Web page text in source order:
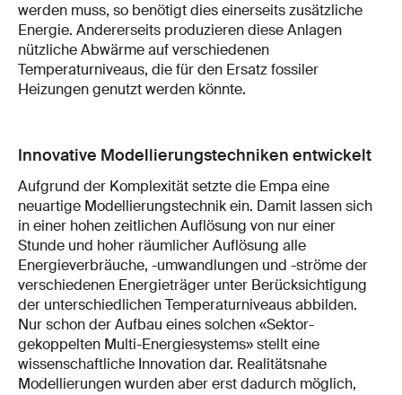
werden muss, so benötigt dies einerseits zusätzliche
Energie. Andererseits produzieren diese Anlagen
nützliche Abwärme auf verschiedenen
Temperaturniveaus, die für den Ersatz fossiler
Heizungen genutzt werden könnte.
Innovative Modellierungstechniken entwickelt
Aufgrund der Komplexität setzte die Empa eine
neuartige Modellierungstechnik ein. Damit lassen sich
in einer hohen zeitlichen Auflösung von nur einer
Stunde und hoher räumlicher Auflösung alle
Energieverbräuche, -umwandlungen und -ströme der
verschiedenen Energieträger unter Berücksichtigung
der unterschiedlichen Temperaturniveaus abbilden.
Nur schon der Aufbau eines solchen «Sektor-
gekoppelten Multi-Energiesystems» stellt eine
wissenschaftliche Innovation dar. Realitätsnahe
Modellierungen wurden aber erst dadurch möglich,